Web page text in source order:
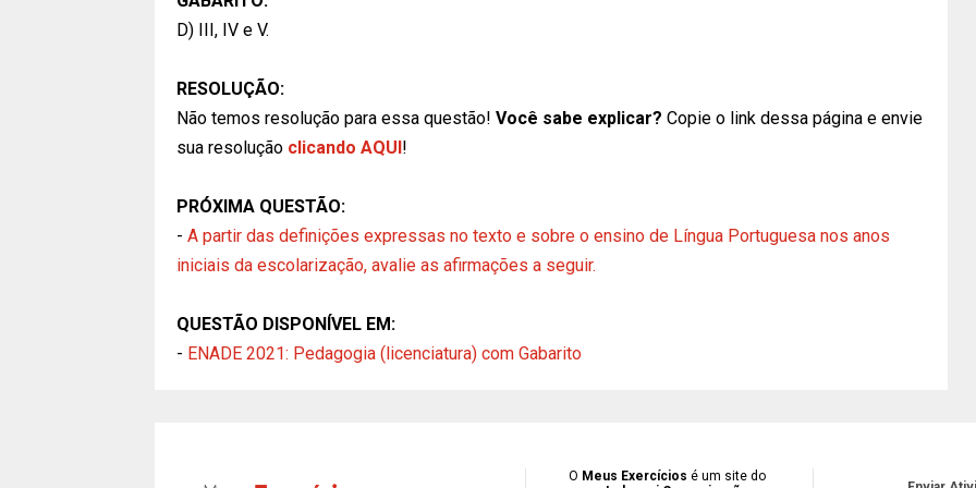
D) III, IV e V.
RESOLUÇÃO:
Não temos resolução para essa questão! Você sabe explicar? Copie o link dessa página e envie
sua resolução clicando AQUI!
PRÓXIMA QUESTÃO:
- A partir das definições expressas no texto e sobre o ensino de Língua Portuguesa nos anos
iniciais da escolarização, avalie as afirmações a seguir.
QUESTÃO DISPONÍVEL EM:
- ENADE 2021: Pedagogia (licenciatura) com Gabarito
O Meus Exercícios é um site do